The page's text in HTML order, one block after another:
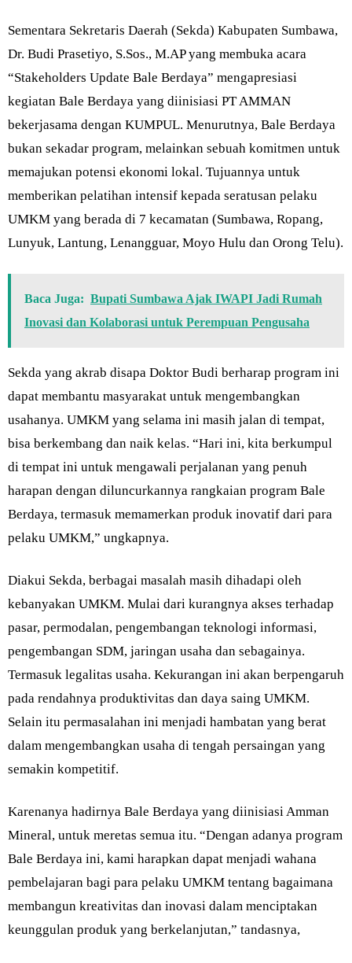
Sementara Sekretaris Daerah (Sekda) Kabupaten Sumbawa,
Dr. Budi Prasetiyo, S.Sos., M.AP yang membuka acara
“Stakeholders Update Bale Berdaya” mengapresiasi
kegiatan Bale Berdaya yang diinisiasi PT AMMAN
bekerjasama dengan KUMPUL. Menurutnya, Bale Berdaya
bukan sekadar program, melainkan sebuah komitmen untuk
memajukan potensi ekonomi lokal. Tujuannya untuk
memberikan pelatihan intensif kepada seratusan pelaku
UMKM yang berada di 7 kecamatan (Sumbawa, Ropang,
Lunyuk, Lantung, Lenangguar, Moyo Hulu dan Orong Telu).
Baca Juga: Bupati Sumbawa Ajak IWAPI Jadi Rumah
Inovasi dan Kolaborasi untuk Perempuan Pengusaha
Sekda yang akrab disapa Doktor Budi berharap program ini
dapat membantu masyarakat untuk mengembangkan
usahanya. UMKM yang selama ini masih jalan di tempat,
bisa berkembang dan naik kelas. “Hari ini, kita berkumpul
di tempat ini untuk mengawali perjalanan yang penuh
harapan dengan diluncurkannya rangkaian program Bale
Berdaya, termasuk memamerkan produk inovatif dari para
pelaku UMKM,” ungkapnya.
Diakui Sekda, berbagai masalah masih dihadapi oleh
kebanyakan UMKM. Mulai dari kurangnya akses terhadap
pasar, permodalan, pengembangan teknologi informasi,
pengembangan SDM, jaringan usaha dan sebagainya.
Termasuk legalitas usaha. Kekurangan ini akan berpengaruh
pada rendahnya produktivitas dan daya saing UMKM.
Selain itu permasalahan ini menjadi hambatan yang berat
dalam mengembangkan usaha di tengah persaingan yang
semakin kompetitif.
Karenanya hadirnya Bale Berdaya yang diinisiasi Amman
Mineral, untuk meretas semua itu. “Dengan adanya program
Bale Berdaya ini, kami harapkan dapat menjadi wahana
pembelajaran bagi para pelaku UMKM tentang bagaimana
membangun kreativitas dan inovasi dalam menciptakan
keunggulan produk yang berkelanjutan,” tandasnya,